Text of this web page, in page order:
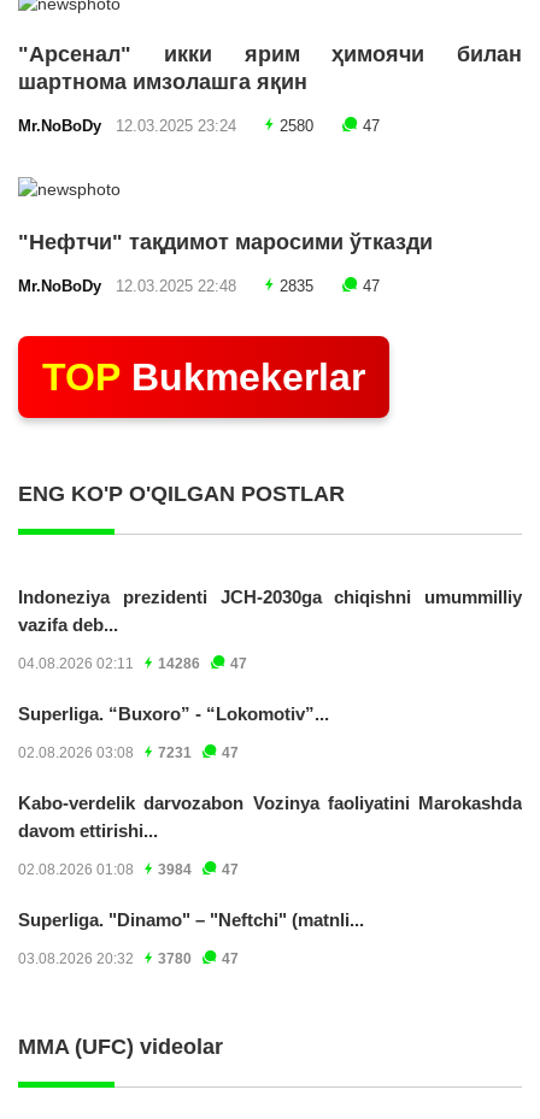
"Арсенал" икки ярим ҳимоячи билан
шартнома имзолашга яқин
Mr.NoBoDy 12.03.2025 23:24 2580 47
"Нефтчи" тақдимот маросими ўтказди
Mr.NoBoDy 12.03.2025 22:48 2835 47
TOP Bukmekerlar
ENG KO'P O'QILGAN POSTLAR
Indoneziya prezidenti JCH-2030ga chiqishni umummilliy
vazifa deb...
04.08.2026 02:11 14286 47
Superliga. “Buxoro” - “Lokomotiv”...
02.08.2026 03:08 7231 47
Kabo-verdelik darvozabon Vozinya faoliyatini Marokashda
davom ettirishi...
02.08.2026 01:08 3984 47
Superliga. "Dinamo" – "Neftchi" (matnli...
03.08.2026 20:32 3780 47
MMA (UFC) videolar